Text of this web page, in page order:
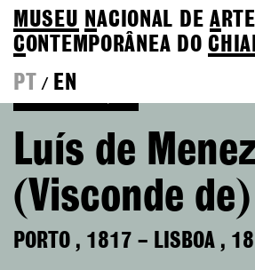
MUSEU NACIONAL DEA RTE
CONTEMPORÂNEA DO
PT
/ EN
Luís de
(Visconde de)
PORTO , 1817 – LISBOA ,